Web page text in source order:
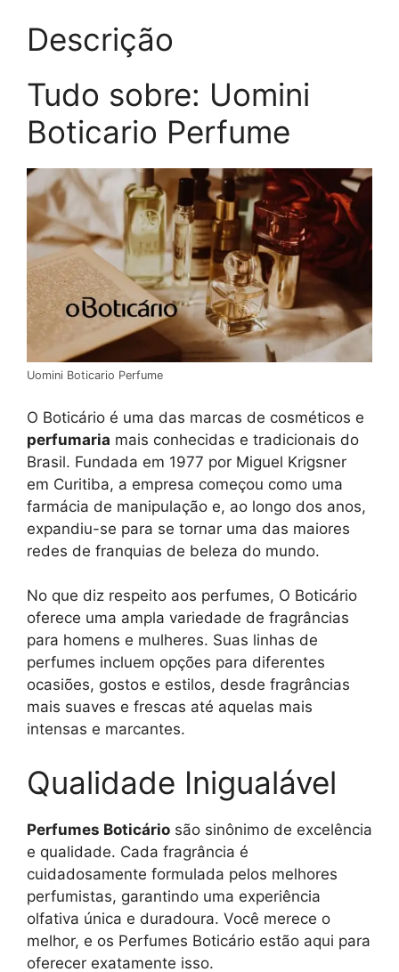
Descrição
Tudo sobre: Uomini
Boticario Perfume
Uomini Boticario Perfume
O Boticário é uma das marcas de cosméticos e
perfumaria mais conhecidas e tradicionais do
Brasil. Fundada em 1977 por Miguel Krigsner
em Curitiba, a empresa começou como uma
farmácia de manipulação e, ao longo dos anos,
expandiu-se para se tornar uma das maiores
redes de franquias de beleza do mundo.
No que diz respeito aos perfumes, O Boticário
oferece uma ampla variedade de fragrâncias
para homens e mulheres. Suas linhas de
perfumes incluem opções para diferentes
ocasiões, gostos e estilos, desde fragrâncias
mais suaves e frescas até aquelas mais
intensas e marcantes.
Qualidade Inigualável
Perfumes Boticário são sinônimo de excelência
e qualidade. Cada fragrância é
cuidadosamente formulada pelos melhores
perfumistas, garantindo uma experiência
olfativa única e duradoura. Você merece o
melhor, e os Perfumes Boticário estão aqui para
oferecer exatamente isso.